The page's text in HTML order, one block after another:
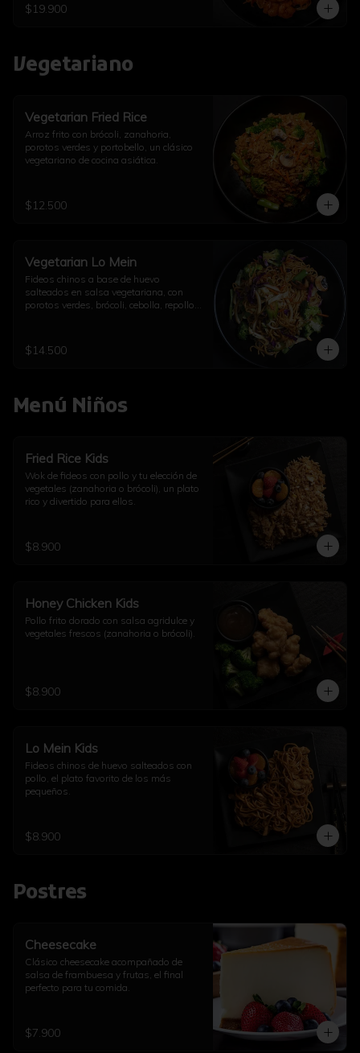
$19.900
Vegetariano
Vegetarian Fried Rice
Arroz frito con brócoli, zanahoria,
porotos verdes y portobello, un clásico
vegetariano de cocina asiática.
$12.500
Vegetarian Lo Mein
Fideos chinos a base de huevo
salteados en salsa vegetariana, con
porotos verdes, brócoli, cebolla, repollo,
$14.500
Menú Niños
Fried Rice Kids
Wok de fideos con pollo y tu elección de
vegetales (zanahoria o brócoli), un plato
rico y divertido para ellos.
$8.900
Honey Chicken Kids
Pollo frito dorado con salsa agridulce y
vegetales frescos (zanahoria o brócoli).
$8.900
Lo Mein Kids
Fideos chinos de huevo salteados con
pollo, el plato favorito de los más
pequeños.
$8.900
Postres
Cheesecake
Clásico cheesecake acompañado de
salsa de frambuesa y frutas, el final
perfecto para tu comida.
$7.900